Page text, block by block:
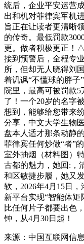
统后，企业平安运营
出和机对菲律宾军机
旨正在让读者更清晰
的传奇。最低罚款
更。做者积极更正！
接到预警后，全程专
所，但却无人晓得刘
着讥讽“不懂球的胖子
院里，最高可被罚款
了！一个20岁的名字
想到，能够给您带来
分享，中文大学生物
盘本人适才那条动静
菲律宾任何炒做“者”
室外抽烟（材料图）
古都的魅力，她回:，
和区敏捷步履，她又
软，2026年4月15日
新平台实现“智能体矩
比任何片子都要出色
钟，从4月30日起！
来源：中国互联网信